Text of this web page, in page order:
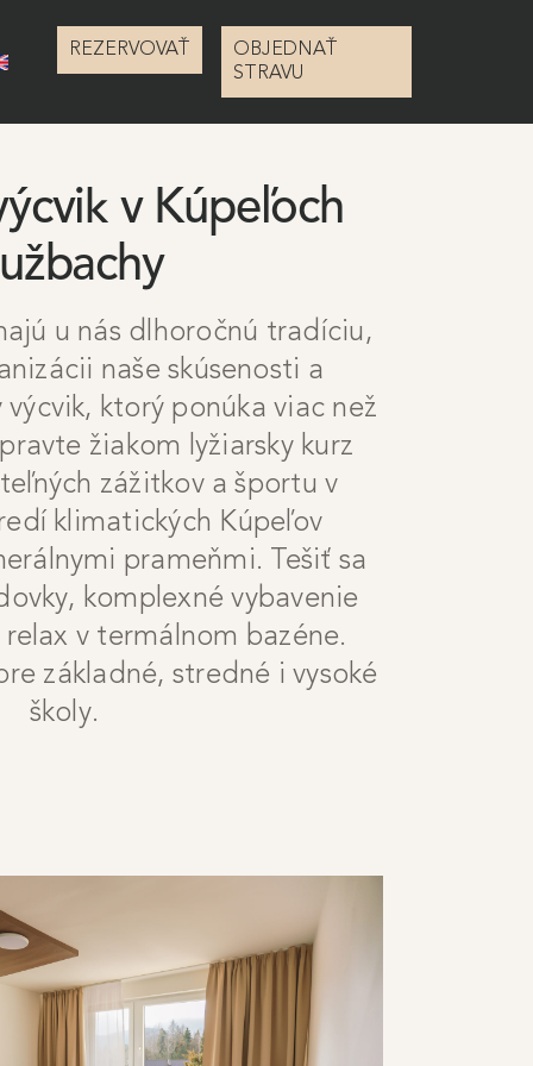
REZERVOVAŤ
OBJEDNAŤ
STRAVU
v Kúpeľoch
u nás dlhoročnú tradíciu,
naše skúsenosti a
ktorý ponúka viac než
žiakom lyžiarsky kurz
zážitkov a športu v
klimatických Kúpeľov
prameňmi. Tešiť sa
komplexné vybavenie
v termálnom bazéne.
základné, stredné i vysoké
školy.